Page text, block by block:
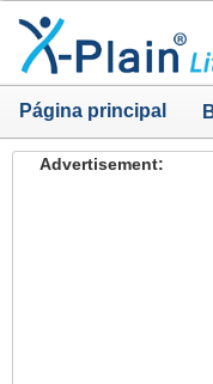
Página principal
Advertisement: